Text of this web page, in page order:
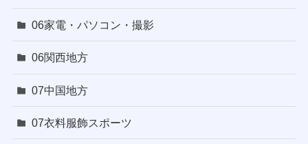
06家電・パソコン・撮影
06関西地方
07中国地方
07衣料服飾スポーツ